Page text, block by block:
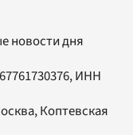
новости дня
ИНН
Коптевская